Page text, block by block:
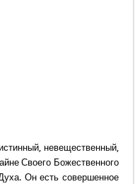
невещественный,
Своего Божественного
Он есть совершенное